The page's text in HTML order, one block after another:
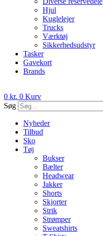
Hjul
Kuglelejer
Trucks
Værktøj
Sikkerhedsudstyr
Tasker
Gavekort
Brands
0 kr. 0 Kurv
Søg
Nyheder
Tilbud
Sko
Tøj
Bukser
Bælter
Headwear
Jakker
Shorts
Skjorter
Strik
Strømper
Sweatshirts